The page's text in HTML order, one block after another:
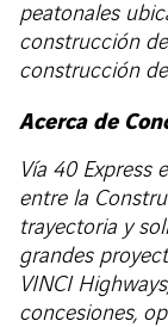
peatonales
construcción
construcción
Acerca de
Vía 40 Express
entre la
trayectoria y
grandes
VINCI
concesiones,